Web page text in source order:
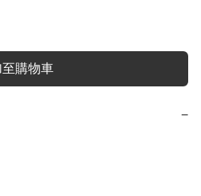
至購物車
−